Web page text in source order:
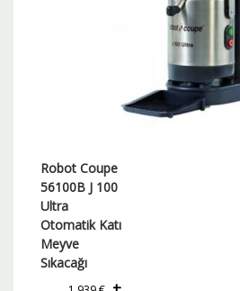
Robot Coupe
56100B J 100
Ultra
Otomatik Katı
Meyve
Sıkacağı